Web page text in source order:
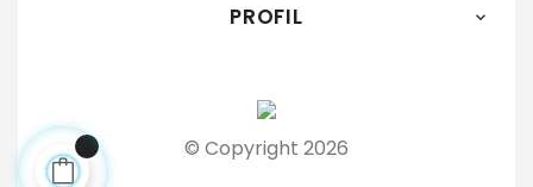
PROFIL 
© Copyright 2026